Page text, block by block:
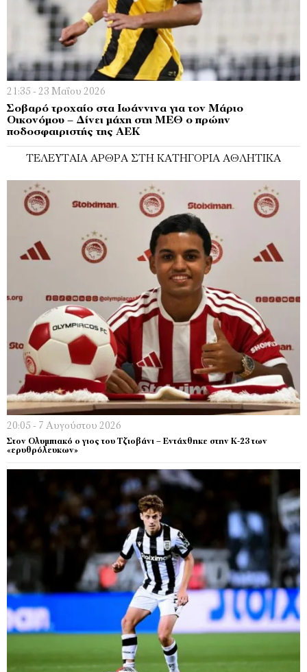
21:35 - 23 Μαΐου 2026
Σοβαρό τροχαίο στα Ιωάννινα για τον Μάριο
Οικονόμου – Δίνει μάχη στη ΜΕΘ ο πρώην
ποδοσφαιριστής της ΑΕΚ
ΤΕΛΕΥΤΑΊΑ ΆΡΘΡΑ ΣΤΗ ΚΑΤΗΓΟΡΊΑ ΑΘΛΗΤΙΚΆ
20:05 - 7 Αυγούστου 2026
Στον Ολυμπιακό ο γιος του Τζιοβάνι – Εντάχθηκε στην Κ-23 των
«ερυθρόλευκων»